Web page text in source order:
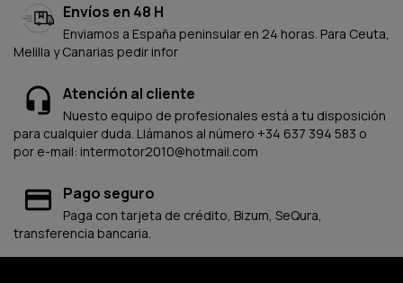
Envíos en 48 H
Enviamos a España peninsular en 24 horas. Para Ceuta,
Melilla y Canarias pedir infor
Atención al cliente
Nuesto equipo de profesionales está a tu disposición
para cualquier duda. Llámanos al número +34 637 394 583 o
por e-mail: intermotor2010@hotmail.com
Pago seguro
Paga con tarjeta de crédito, Bizum, SeQura,
transferencia bancaria.